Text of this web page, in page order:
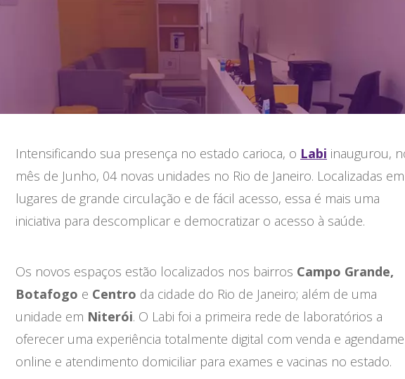
Intensificando sua presença no estado carioca, o Labi inaugurou,
mês de Junho, 04 novas unidades no Rio de Janeiro. Localizadas em
lugares de grande circulação e de fácil acesso, essa é mais uma
iniciativa para descomplicar e democratizar o acesso à saúde.
Os novos espaços estão localizados nos bairros Campo Grande,
Botafogo e Centro da cidade do Rio de Janeiro; além de uma
unidade em Niterói. O Labi foi a primeira rede de laboratórios a
oferecer uma experiência totalmente digital com venda e
online e atendimento domiciliar para exames e vacinas no estado.